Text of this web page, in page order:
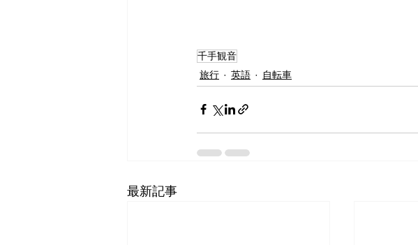
千手観音
旅行
英語 自転車
最新記事